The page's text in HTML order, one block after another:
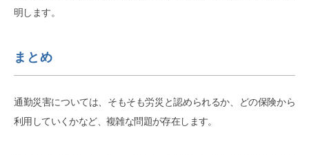
明します。
まとめ
通勤災害については、そもそも労災と認められるか、どの保険から
利用していくかなど、複雑な問題が存在します。